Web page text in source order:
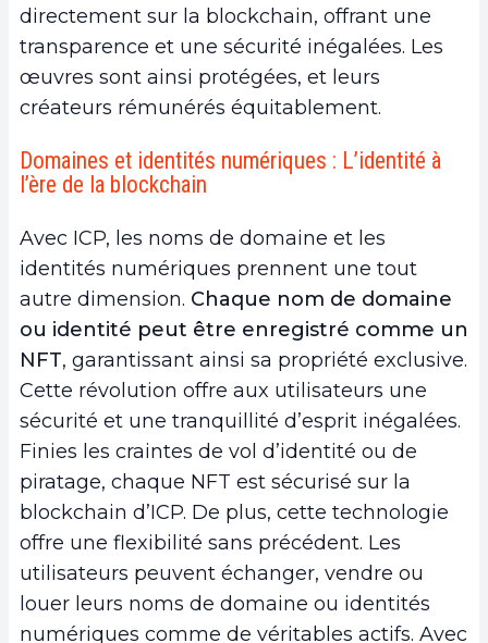
directement sur la blockchain, offrant une
transparence et une sécurité inégalées. Les
œuvres sont ainsi protégées, et leurs
créateurs rémunérés équitablement.
Domaines et identités numériques : L’identité à
l’ère de la blockchain
Avec ICP, les noms de domaine et les
identités numériques prennent une tout
autre dimension. Chaque nom de domaine
ou identité peut être enregistré comme un
NFT, garantissant ainsi sa propriété exclusive.
Cette révolution offre aux utilisateurs une
sécurité et une tranquillité d’esprit inégalées.
Finies les craintes de vol d’identité ou de
piratage, chaque NFT est sécurisé sur la
blockchain d’ICP. De plus, cette technologie
offre une flexibilité sans précédent. Les
utilisateurs peuvent échanger, vendre ou
louer leurs noms de domaine ou identités
numériques comme de véritables actifs. Avec